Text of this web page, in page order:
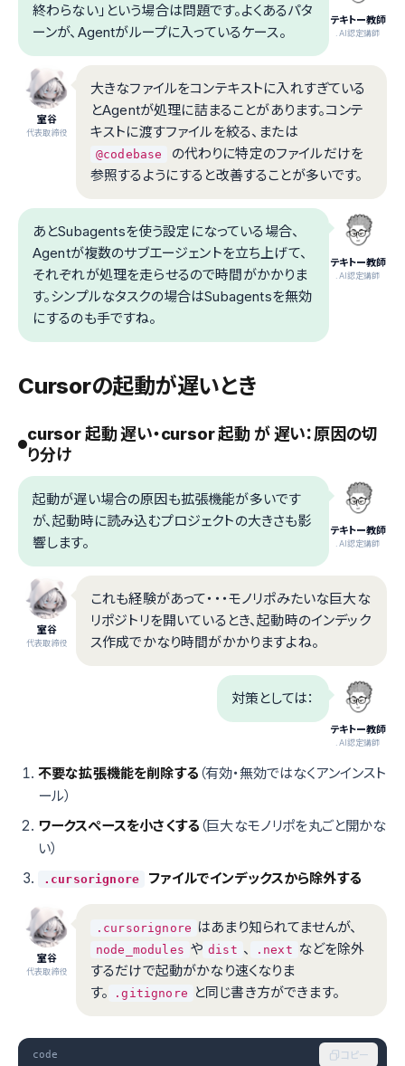
テキトー教師
.AI認定講師
終わらない」という場合は問題です。よくあるパタ
ーンが、Agentがループに入っているケース。
室谷
代表取締役
大きなファイルをコンテキストに入れすぎている
とAgentが処理に詰まることがあります。コンテ
キストに渡すファイルを絞る、または
@codebase
の代わりに特定のファイルだけを
参照するようにすると改善することが多いです。
テキトー教師
.AI認定講師
あとSubagentsを使う設定になっている場合、
Agentが複数のサブエージェントを立ち上げて、
それぞれが処理を走らせるので時間がかかりま
す。シンプルなタスクの場合はSubagentsを無効
にするのも手ですね。
Cursorの起動が遅いとき
cursor 起動 遅い・cursor 起動 が 遅い：原因の切
り分け
テキトー教師
.AI認定講師
起動が遅い場合の原因も拡張機能が多いです
が、起動時に読み込むプロジェクトの大きさも影
響します。
室谷
代表取締役
これも経験があって・・・モノリポみたいな巨大な
リポジトリを開いているとき、起動時のインデック
ス作成でかなり時間がかかりますよね。
テキトー教師
.AI認定講師
対策としては：
不要な拡張機能を削除する （有効・無効ではなくアンインスト
ール）
ワークスペースを小さくする （巨大なモノリポを丸ごと開かな
い）
.cursorignore ファイルでインデックスから除外する
室谷
代表取締役
.cursorignore はあまり知られてませんが、
node_modules や dist 、 .next などを除外
するだけで起動がかなり速くなりま
す。
.gitignore と同じ書き方ができます。
code コピー